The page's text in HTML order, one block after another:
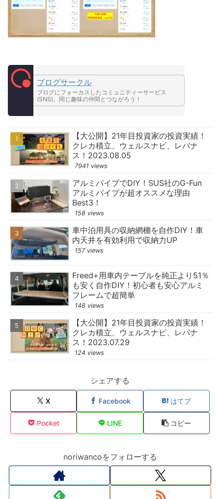
ブログサークル
ブログにフォーカスしたコミュニティーサービス
(SNS)。同じ趣味の仲間とつながろう！
【大公開】21年目投資家の投資実績！
クレカ積立、ウェルスナビ、レバナ
ス！2023.08.05
7941 views
アルミパイプでDIY！SUS社のG-Fun
アルミパイプが超オススメな理由
Best3！
158 views
車中泊用具の収納網棚を自作DIY！車
内天井を有効利用で収納力UP
157 views
Freed+用車内テーブルを純正より51％
も安く自作DIY！初心者も安心アルミ
フレームで超簡単
148 views
【大公開】21年目投資家の投資実績！
クレカ積立、ウェルスナビ、レバナ
ス！2023.07.29
124 views
シェアする
X Facebook はてブ
Pocket LINE コピー
noriwancoをフォローする